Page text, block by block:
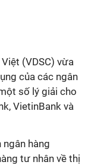
(VDSC) vừa
của các ngân
số lý giải cho
VietinBank và
ngân hàng
tư nhân về thị